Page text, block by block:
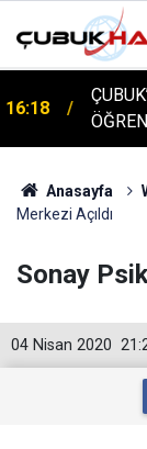
16:14
Anasayfa
Merkezi Açıldı
Sonay
04 Nisan 2020